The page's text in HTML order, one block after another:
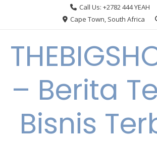
Call Us: +2782 444 YEAH
Cape Town, South Africa
– Berita
Bisnis